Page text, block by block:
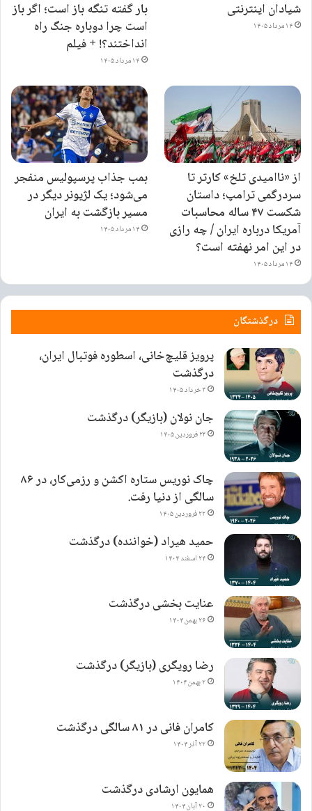
شیادان اینترنتی
۱۴ مرداد ۱۴۰۵
بار گفته تنگه باز است؛ اگر باز
است چرا دوباره جنگ راه
انداختند؟! + فیلم
۱۴ مرداد ۱۴۰۵
از «ناامیدی تلخ» کارتر تا
سردرگمی ترامپ؛ داستان
شکست ۴۷ ساله محاسبات
آمریکا درباره ایران / چه رازی
در این امر نهفته است؟
۱۴ مرداد ۱۴۰۵
بمب جذاب پرسپولیس منفجر
می‌شود؛ یک لژیونر دیگر در
مسیر بازگشت به ایران
۱۴ مرداد ۱۴۰۵
درگذشتگان
پرویز قلیچ‌خانی، اسطوره فوتبال ایران،
درگذشت
۳ خرداد ۱۴۰۵
جان نولان (بازیگر) درگذشت
۲۳ فروردین ۱۴۰۵
چاک نوریس ستاره اکشن و رزمی‌کار، در ۸۶
سالگی از دنیا رفت.
۲۲ فروردین ۱۴۰۵
حمید هیراد (خواننده) درگذشت
۲۴ اسفند ۱۴۰۴
عنایت بخشی درگذشت
۲۶ بهمن ۱۴۰۴
رضا رویگری (بازیگر) درگذشت
۲ بهمن ۱۴۰۴
کامران فانی در ۸۱ سالگی درگذشت
۲۲ آذر ۱۴۰۴
همایون ارشادی درگذشت
۲۰ آبان ۱۴۰۴